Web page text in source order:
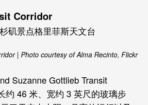
Corridor
| Photo courtesy of Alma Recinto, Flickr
Suzanne Gottlieb Transit
约 46 米、宽约 3 英尺的玻璃步